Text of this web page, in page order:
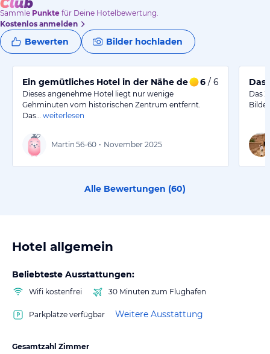
Sammle Punkte für Deine Hotelbewertung.
Kostenlos anmelden
Bewerten Bilder hochladen
Ein gemütliches Hotel in der Nähe des Zentrums
6 / 6
Dieses angenehme Hotel liegt nur wenige
Gehminuten vom historischen Zentrum entfernt.
Das…
weiterlesen
Martin 56-60 • November 2025
Das
Das
Alle Bewertungen (60)
Hotel allgemein
Beliebteste Ausstattungen:
Wifi kostenfrei 30 Minuten zum Flughafen
Parkplätze verfügbar Weitere Ausstattung
Gesamtzahl Zimmer